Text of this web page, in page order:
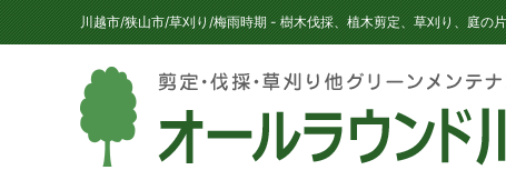
川越市/狭山市/草刈り/梅雨時期 - 樹木伐採、植木剪定、草刈り、庭の